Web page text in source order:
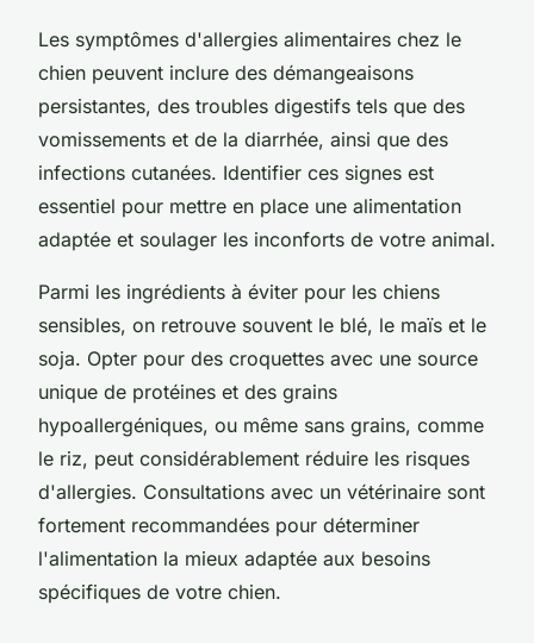
Les symptômes d'allergies alimentaires chez le
chien peuvent inclure des démangeaisons
persistantes, des troubles digestifs tels que des
vomissements et de la diarrhée, ainsi que des
infections cutanées. Identifier ces signes est
essentiel pour mettre en place une alimentation
adaptée et soulager les inconforts de votre animal.
Parmi les ingrédients à éviter pour les chiens
sensibles, on retrouve souvent le blé, le maïs et le
soja. Opter pour des croquettes avec une source
unique de protéines et des grains
hypoallergéniques, ou même sans grains, comme
le riz, peut considérablement réduire les risques
d'allergies. Consultations avec un vétérinaire sont
fortement recommandées pour déterminer
l'alimentation la mieux adaptée aux besoins
spécifiques de votre chien.